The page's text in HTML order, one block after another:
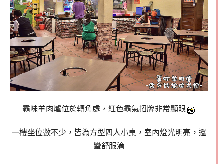
霸味羊肉爐位於轉角處，紅色霸氣招牌非常顯眼
一樓坐位數不少，皆為方型四人小桌，室內燈光明亮，還
蠻舒服滴